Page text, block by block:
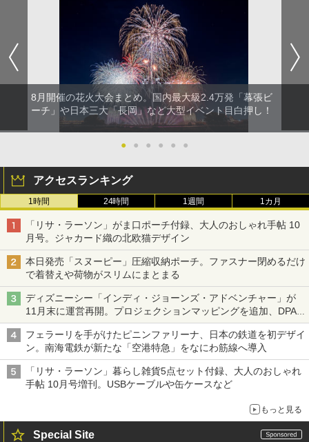
8月開催の花火大会まとめ。国内最大級2.4万発「幕張ビ
ーチ」や日本三大「長岡」など大型イベント目白押し！
● ● ● ● ● ●
アクセスランキング
1時間 24時間 1週間 1カ月
「リサ・ラーソン」がま口ポーチ付録、大人のおしゃれ手帖 10
月号。ジャカード織の北欧猫デザイン
本日発売「スヌーピー」圧縮収納ポーチ。ファスナー閉めるだけ
で着替えや荷物がスリムにまとまる
ディズニーシー「インディ・ジョーンズ・アドベンチャー」が
11月末に運営再開。プロジェクションマッピングを追加、DPA
は1500円
フェラーリを手がけたピニンファリーナ、日本の鉄道を初デザイ
ン。南海電鉄が新たな「空港特急」をなにわ筋線へ導入
「リサ・ラーソン」暮らし雑貨5点セット付録、大人のおしゃれ
手帖 10月号増刊。USBケーブルや缶ケースなど
もっと見る
Special Site